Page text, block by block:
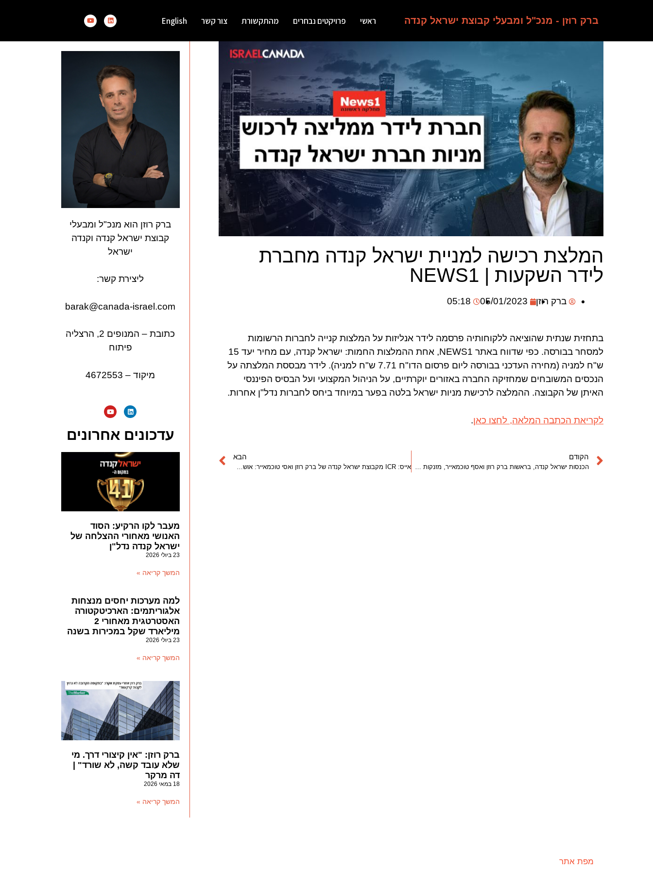
ברק רוזן - מנכ"ל ומבעלי קבוצת ישראל קנדה ראשי פרויקטים נבחרים מהתקשורת צור קשר English
המלצת רכישה למניית ישראל קנדה מחברת
לידר השקעות | NEWS1
ברק רוזן 05/01/2023
05:18
בתחזית שנתית שהוציאה ללקוחותיה פרסמה לידר אנליזות על המלצות קנייה לחברות הרשומות
למסחר בבורסה. כפי שדווח באתר NEWS1, אחת ההמלצות החמות: ישראל קנדה, עם מחיר יעד 15
ש"ח למניה (מחירה העדכני בבורסה ליום פרסום הדו"ח 7.71 ש"ח למניה). לידר מבססת המלצתה על
הנכסים המשובחים שמחזיקה החברה באזורים יוקרתיים, על הניהול המקצועי ועל הבסיס הפיננסי
האיתן של הקבוצה. ההמלצה לרכישת מניות ישראל בלטה בפער במיוחד ביחס לחברות נדל"ן אחרות.
לקריאת הכתבה המלאה, לחצו כאן.
הקודם
הכנסות ישראל קנדה, בראשות ברק רוזן ואסף טוכמאייר, מזנקות ב- 136% | News1
הבא
אייס: ICR מקבוצת ישראל קנדה של ברק רוזן ואסי טוכמאייר: אושרה תכנית העיצוב של ברודצקי 33-39 ת"א
ברק רוזן הוא מנכ"ל ומבעלי
קבוצת ישראל קנדה וקנדה
ישראל
ליצירת קשר:
barak@canada-israel.com
כתובת – המנופים 2, הרצליה
פיתוח
מיקוד – 4672553
עדכונים אחרונים
מעבר לקו הרקיע: הסוד
האנושי מאחורי ההצלחה של
ישראל קנדה נדל"ן
23 ביולי 2026
המשך קריאה »
למה מערכות יחסים מנצחות
אלגוריתמים: הארכיטקטורה
האסטרטגית מאחורי 2
מיליארד שקל במכירות בשנה
23 ביולי 2026
המשך קריאה »
ברק רוזן: "אין קיצורי דרך. מי
שלא עובד קשה, לא שורד" |
דה מרקר
18 במאי 2026
המשך קריאה »
מפת אתר